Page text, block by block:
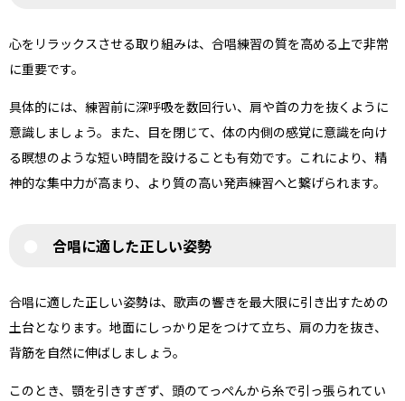
心をリラックスさせる取り組みは、合唱練習の質を高める上で非常
に重要です。
具体的には、練習前に深呼吸を数回行い、肩や首の力を抜くように
意識しましょう。また、目を閉じて、体の内側の感覚に意識を向け
る瞑想のような短い時間を設けることも有効です。これにより、精
神的な集中力が高まり、より質の高い発声練習へと繋げられます。
合唱に適した正しい姿勢
合唱に適した正しい姿勢は、歌声の響きを最大限に引き出すための
土台となります。地面にしっかり足をつけて立ち、肩の力を抜き、
背筋を自然に伸ばしましょう。
このとき、顎を引きすぎず、頭のてっぺんから糸で引っ張られてい